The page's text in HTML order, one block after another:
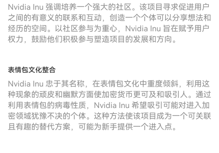
Nvidia Inu 强调培养一个强大的社区。该项目寻求促进用户
之间的有意义的联系和互动，创造一个个体可以分享想法和
经历的空间。以社区参与为重心，Nvidia Inu 旨在赋予用户
权力，鼓励他们积极参与塑造项目的发展和方向。
表情包文化整合
Nvidia Inu 忠于其名称，在表情包文化中重度倾斜，利用这
种现象的顽皮和幽默方面使加密货币更可及和吸引人。通过
利用表情包的病毒性质，Nvidia Inu 希望吸引可能对进入加
密领域犹豫不决的个体。这种方法使该项目成为一个可关联
且有趣的替代方案，可能为新手提供一个进入点。